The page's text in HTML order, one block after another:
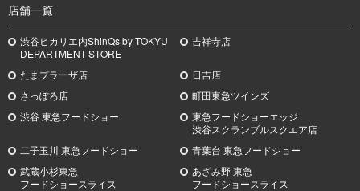
店舗一覧
渋谷ヒカリエ内ShinQs by TOKYU
DEPARTMENT STORE
吉祥寺店
たまプラーザ店
日吉店
さっぽろ店
町田東急ツインズ
渋谷 東急フードショー
東急フードショーエッジ
渋谷スクランブルスクエア店
二子玉川 東急フードショー
青葉台 東急フードショー
武蔵小杉東急
フードショースライス
あざみ野東急
フードショースライス